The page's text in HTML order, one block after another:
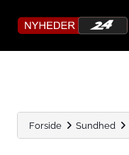
Forside Sundhed